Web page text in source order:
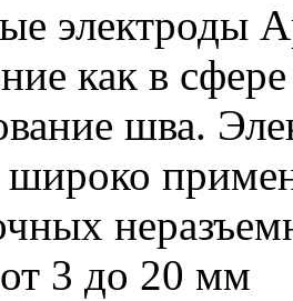
электроды
как в
шва.
широко
3 до 20 мм